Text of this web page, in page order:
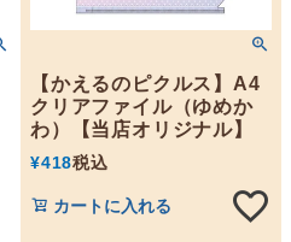
【かえるのピクルス】A4
クリアファイル（ゆめか
わ）【当店オリジナル】
¥418税込
カートに入れる